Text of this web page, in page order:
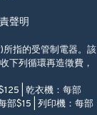
聲明
指的受管制電器。該
下列循環再造徵費，
| 乾衣機：每部
部$15 | 列印機：每部